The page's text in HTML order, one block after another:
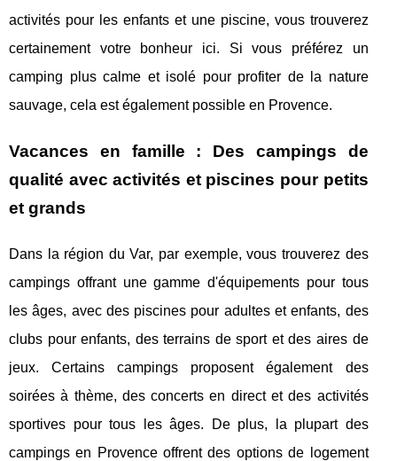
activités pour les enfants et une piscine, vous trouverez
certainement votre bonheur ici. Si vous préférez un
camping plus calme et isolé pour profiter de la nature
sauvage, cela est également possible en Provence.
Vacances en famille : Des campings de
qualité avec activités et piscines pour petits
et grands
Dans la région du Var, par exemple, vous trouverez des
campings offrant une gamme d'équipements pour tous
les âges, avec des piscines pour adultes et enfants, des
clubs pour enfants, des terrains de sport et des aires de
jeux. Certains campings proposent également des
soirées à thème, des concerts en direct et des activités
sportives pour tous les âges. De plus, la plupart des
campings en Provence offrent des options de logement